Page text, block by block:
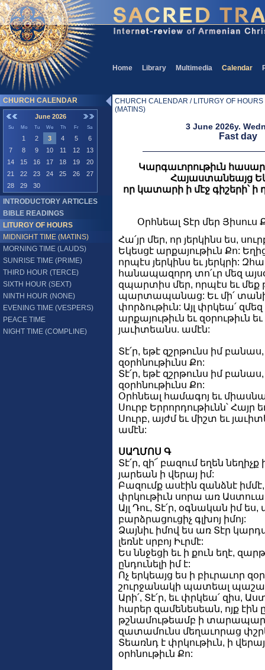
Home Library Multimedia Calendar
CHURCH CALENDAR
June 2026
Su Mo Tu We Th Fr Sa
1 2 3 4 5
6
7
8 9 10 11 12
13
14
15 16 17 18 19
20
21
22 23 24 25 26
27
28
29 30
INTRODUCTORY ARTICLES
BIBLE READINGS
LITURGY OF HOURS
MIDNIGHT TIME (MATINS)
MORNING TIME (LAUDS)
SUNRISE TIME (PRIME)
THIRD HOUR (TERCE)
SIXTH HOUR (SEXT)
NINTH HOUR (NONE)
EVENING TIME (VESPERS)
PEACE TIME
NIGHT TIME (COMPLINE)
CHURCH CALENDAR / LITURGY OF HOURS
(MATINS)
3 June 2026y.
Fast day
Կարգաւորութիւն
Հայաստանեայց
որ կատարի ի մէջ գիշերի՝ ի
Օրհնեալ Տէր մեր Յիսուս
Հա՛յր մեր, որ յերկինս ես,
Եկեսցէ արքայութիւն Քո:
որպէս յերկինս եւ յերկրի:
հանապազորդ տո՛ւր մեզ
զպարտիս մեր, որպէս եւ մեք
պարտապանաց: Եւ մի՛
փորձութիւն: Այլ փրկեա՛
արքայութիւն եւ զօրութիւն
յաւիտեանս. ամէն:
Տէ՛ր, եթէ զշրթունս իմ
զօրհնութիւնս Քո:
Տէ՛ր, եթէ զշրթունս իմ
զօրհնութիւնս Քո:
Օրհնեալ համագոյ եւ
Սուրբ Երրորդութիւնն՝ Հայր
Սուրբ, այժմ եւ միշտ եւ
ամէն:
ՍԱՂՄՈՍ Գ
Տէ՛ր, զի՜ բազում եղեն նեղիչք
յարեան ի վերայ իմ:
Բազումք ասէին զանձնէ իմմէ,
փրկութիւն սորա առ
Այլ Դու, Տէ՛ր, օգնական իմ
բարձրացուցիչ գլխոյ իմոյ:
Ձայնիւ իմով ես առ Տէր
լեռնէ սրբոյ Իւրմէ:
Ես ննջեցի եւ ի քուն եղէ,
ընդունելի իմ է:
Ոչ երկեայց ես ի բիւրաւոր
շուրջանակի պատեալ
Արի՛, Տէ՛ր, եւ փրկեա՛ զիս,
հարեր զամենեսեան, ոյք էին
թշնամութեամբ ի
զատամունս մեղաւորաց
Տեառնդ է փրկութիւն, ի
օրհնութիւն Քո: